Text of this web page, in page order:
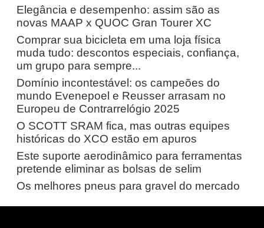
Elegância e desempenho: assim são as
novas MAAP x QUOC Gran Tourer XC
Comprar sua bicicleta em uma loja física
muda tudo: descontos especiais, confiança,
um grupo para sempre...
Domínio incontestável: os campeões do
mundo Evenepoel e Reusser arrasam no
Europeu de Contrarrelógio 2025
O SCOTT SRAM fica, mas outras equipes
históricas do XCO estão em apuros
Este suporte aerodinâmico para ferramentas
pretende eliminar as bolsas de selim
Os melhores pneus para gravel do mercado